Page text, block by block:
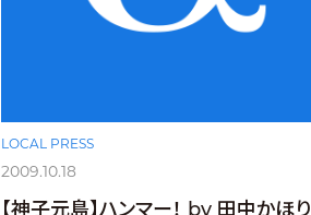
LOCAL PRESS
2009.10.18
【神子元島】ハンマー！ by 田中かほり